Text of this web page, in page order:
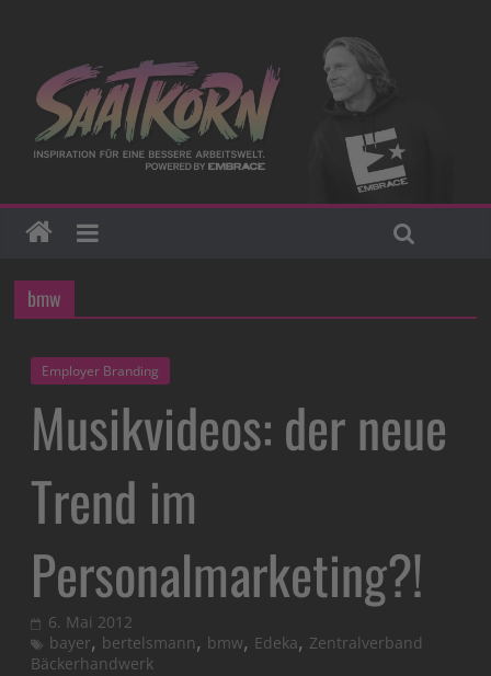
bmw
Employer Branding
Musikvideos: der neue
Trend im
Personalmarketing?!
6. Mai 2012
bayer, bertelsmann, bmw, Edeka, Zentralverband
Bäckerhandwerk